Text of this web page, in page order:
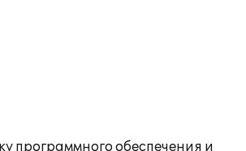
программного обеспечения и